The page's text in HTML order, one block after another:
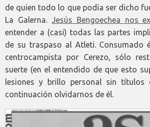
de quien todo lo que podía ser dicho
La Galerna. Jesús Bengoechea nos
entender a (casi) todas las partes
de su traspaso al Atleti. Consumado
centrocampista por Cerezo, sólo
suerte (en el entendido de que esto
lesiones y brillo personal sin títulos
continuación olvidarnos de él.